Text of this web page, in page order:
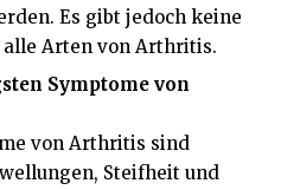
Es gibt jedoch keine
Arten von Arthritis.
Symptome von
von Arthritis sind
Steifheit und